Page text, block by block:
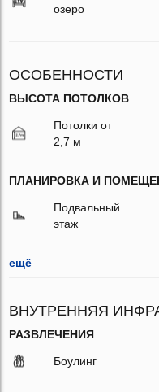
озеро
ОСОБЕННОСТИ
ВЫСОТА ПОТОЛКОВ
Потолки от
2,7 м
ПЛАНИРОВКА И
Подвальный
этаж
ещё
ВНУТРЕННЯЯ
РАЗВЛЕЧЕНИЯ
Боулинг